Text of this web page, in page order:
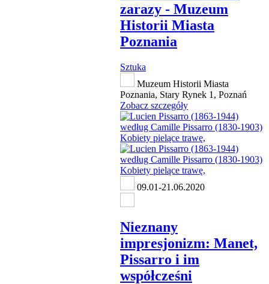
zarazy - Muzeum
Historii Miasta
Poznania
Sztuka
Muzeum Historii Miasta
Poznania, Stary Rynek 1, Poznań
Zobacz szczegóły
09.01-21.06.2020
Nieznany
impresjonizm: Manet,
Pissarro i im
współcześni